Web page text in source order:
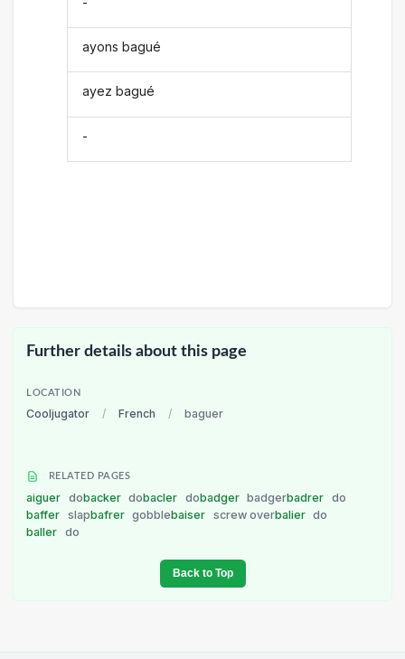
ayons bagué
ayez bagué
-
Further details about this page
LOCATION
Cooljugator / French / baguer
RELATED PAGES
aiguer dobacker dobacler dobadger badgerbadrer do
baffer slapbafrer gobblebaiser screw overbalier do
baller do
Back to Top